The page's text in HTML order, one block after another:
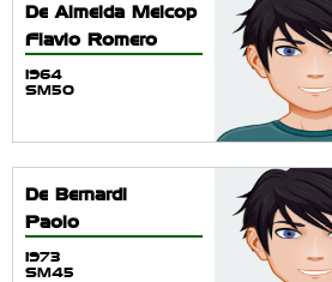
De Almeida Melcop
Flavio Romero
1964
SM50
De Bernardi
Paolo
1973
SM45